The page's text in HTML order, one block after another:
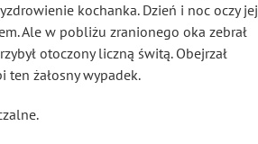
kochanka. Dzień i noc oczy jej
Ale w pobliżu zranionego oka zebrał
otoczony liczną świtą. Obejrzał
żałosny wypadek.